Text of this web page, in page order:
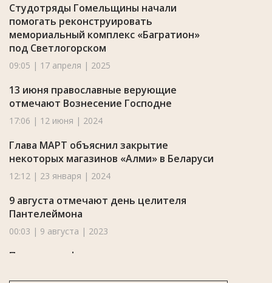
Студотряды Гомельщины начали
помогать реконструировать
мемориальный комплекс «Багратион»
под Светлогорском
09:05 | 17 апреля | 2025
13 июня православные верующие
отмечают Вознесение Господне
17:06 | 12 июня | 2024
Глава МАРТ объяснил закрытие
некоторых магазинов «Алми» в Беларуси
12:12 | 23 января | 2024
9 августа отмечают день целителя
Пантелеймона
00:03 | 9 августа | 2023
Появилась афиша праздничных